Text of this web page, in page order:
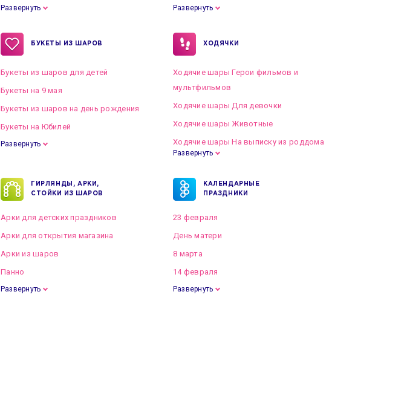
Развернуть Развернуть
БУКЕТЫ ИЗ ШАРОВ
Букеты из шаров для детей
Букеты на 9 мая
Букеты из шаров на день рождения
Букеты на Юбилей
Развернуть
ХОДЯЧКИ
Ходячие шары Герои фильмов и
мультфильмов
Ходячие шары Для девочки
Ходячие шары Животные
Ходячие шары На выписку из роддома
Развернуть
ГИРЛЯНДЫ, АРКИ,
СТОЙКИ ИЗ ШАРОВ
Арки для детских праздников
Арки для открытия магазина
Арки из шаров
Панно
Развернуть
КАЛЕНДАРНЫЕ
ПРАЗДНИКИ
23 февраля
День матери
8 марта
14 февраля
Развернуть